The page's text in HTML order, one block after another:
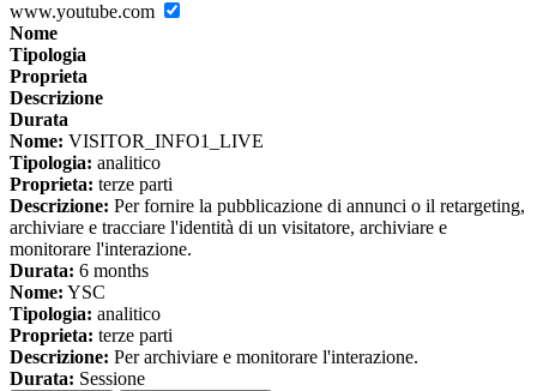
www.youtube.com
Nome
Tipologia
Proprieta
Descrizione
Durata
Nome: VISITOR_INFO1_LIVE
Tipologia: analitico
Proprieta: terze parti
Descrizione: Per fornire la pubblicazione di annunci o il retargeting,
archiviare e tracciare l'identità di un visitatore, archiviare e
monitorare l'interazione.
Durata: 6 months
Nome: YSC
Tipologia: analitico
Proprieta: terze parti
Descrizione: Per archiviare e monitorare l'interazione.
Durata: Sessione